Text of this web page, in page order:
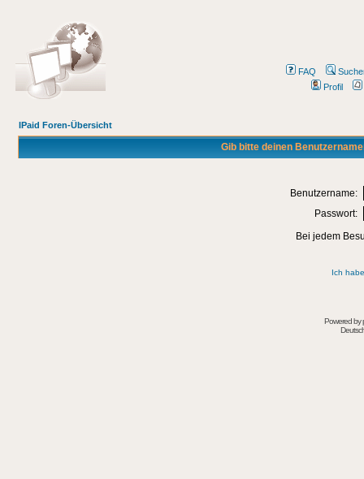
FAQ
Profil
IPaid Foren-Übersicht
Gib bitte deinen
Benutzername:
Passwort:
Bei jedem
Ich
Powered by